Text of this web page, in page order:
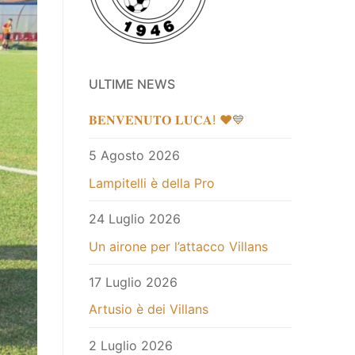
ULTIME NEWS
𝐁𝐄𝐍𝐕𝐄𝐍𝐔𝐓𝐎 𝐋𝐔𝐂𝐀! ❤️💙
5 Agosto 2026
Lampitelli è della Pro
24 Luglio 2026
Un airone per l’attacco Villans
17 Luglio 2026
Artusio è dei Villans
2 Luglio 2026